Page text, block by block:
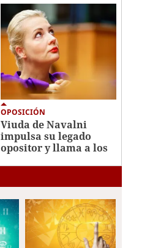
OPOSICIÓN
Viuda de Navalni
impulsa su legado
opositor y llama a los